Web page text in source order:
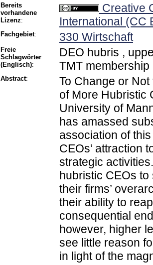
Bereits
vorhandene
Lizenz:
Creative
International (CC
Fachgebiet: 330 Wirtschaft
Freie
Schlagwörter
(Englisch):
DEO hubris ,
TMT
Abstract:
To Change or
of More Hubristic
University of
has amassed
association of
CEOs’ attraction
strategic
hubristic CEOs
their firms’
their ability to
consequential
however, higher
see little reason
in light of the